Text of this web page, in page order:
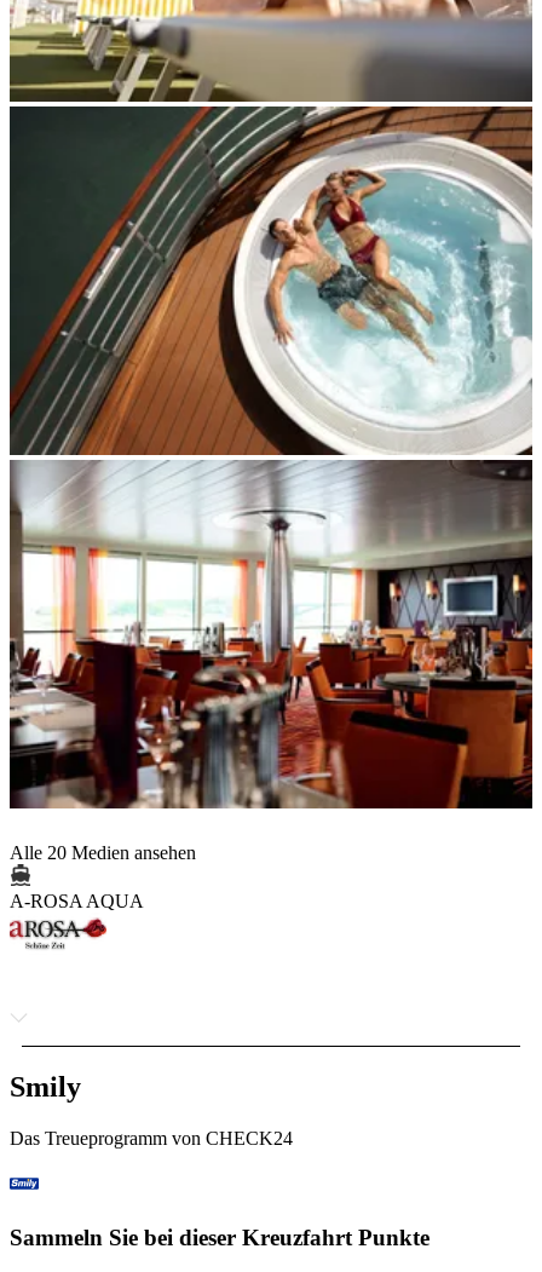
Alle 20 Medien ansehen
A-ROSA AQUA
Smily
Das Treueprogramm von CHECK24
Sammeln Sie bei dieser Kreuzfahrt Punkte